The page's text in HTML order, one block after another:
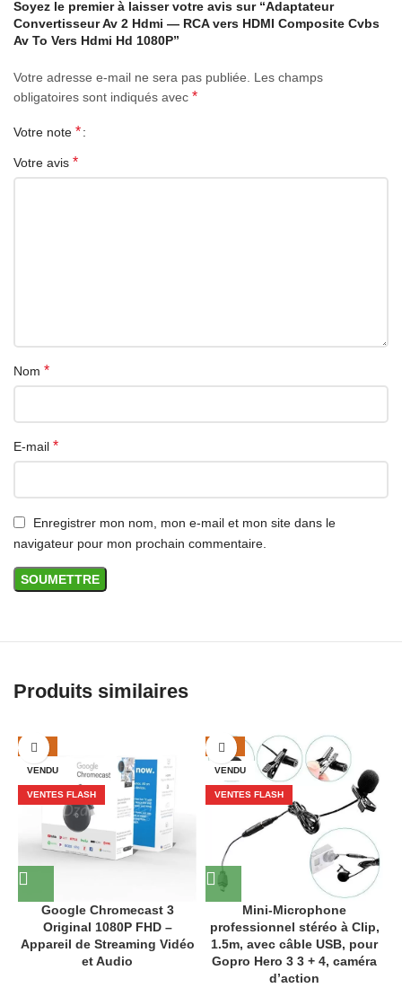
• Taille: 61x55x20mm
Contenu de l’emballage :
1 * Câble d’alimentation USB
Principales caractéristiques
• Ports d’entrée : AV composite (3x RCA)
Soyez le premier à laisser votre avis sur “Adaptateur
Convertisseur Av 2 Hdmi — RCA vers HDMI Composite Cvbs
Av To Vers Hdmi Hd 1080P”
Votre adresse e-mail ne sera pas publiée.
Les champs
obligatoires sont indiqués avec *
Votre note *
Votre avis *
Nom *
E-mail *
Enregistrer mon nom, mon e-mail et mon site dans le
navigateur pour mon prochain commentaire.
Produits similaires
-16%
VENDU
VENTES FLASH
Google Chromecast 3
Original 1080P FHD –
Appareil de Streaming Vidéo
et Audio
-50%
VENDU
VENTES FLASH
Mini-Microphone
professionnel stéréo à Clip,
1.5m, avec câble USB, pour
Gopro Hero 3 3 + 4, caméra
d’action